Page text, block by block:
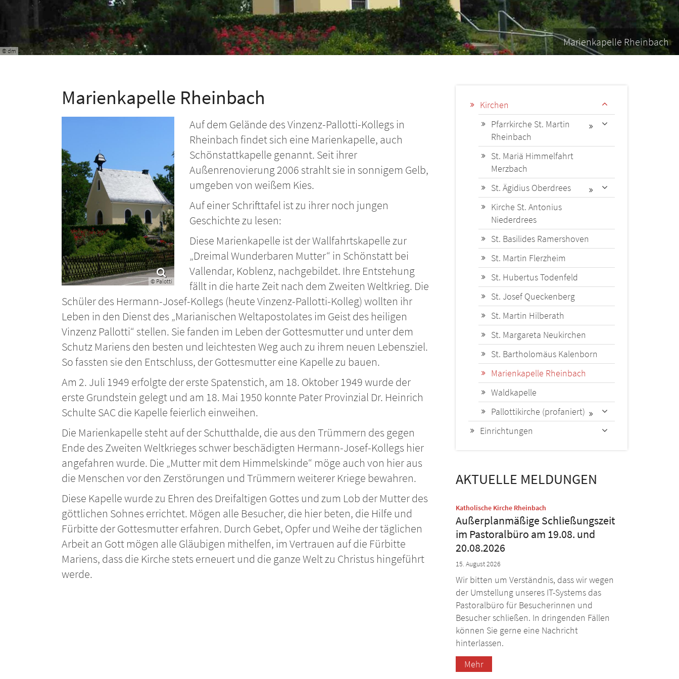
© dm
Marienkapelle Rheinbach
Marienkapelle Rheinbach
© Palotti
Auf dem Gelände des Vinzenz-Pallotti-Kollegs in
Rheinbach findet sich eine Marienkapelle, auch
Schönstattkapelle genannt. Seit ihrer
Außenrenovierung 2006 strahlt sie in sonnigem Gelb,
umgeben von weißem Kies.
Auf einer Schrifttafel ist zu ihrer noch jungen
Geschichte zu lesen:
Diese Marienkapelle ist der Wallfahrtskapelle zur
„Dreimal Wunderbaren Mutter“ in Schönstatt bei
Vallendar, Koblenz, nachgebildet. Ihre Entstehung
fällt in die harte Zeit nach dem Zweiten Weltkrieg. Die
Schüler des Hermann-Josef-Kollegs (heute Vinzenz-Pallotti-Kolleg) wollten ihr
Leben in den Dienst des „Marianischen Weltapostolates im Geist des heiligen
Vinzenz Pallotti“ stellen. Sie fanden im Leben der Gottesmutter und unter dem
Schutz Mariens den besten und leichtesten Weg auch zu ihrem neuen Lebensziel.
So fassten sie den Entschluss, der Gottesmutter eine Kapelle zu bauen.
Am 2. Juli 1949 erfolgte der erste Spatenstich, am 18. Oktober 1949 wurde der
erste Grundstein gelegt und am 18. Mai 1950 konnte Pater Provinzial Dr. Heinrich
Schulte SAC die Kapelle feierlich einweihen.
Die Marienkapelle steht auf der Schutthalde, die aus den Trümmern des gegen
Ende des Zweiten Weltkrieges schwer beschädigten Hermann-Josef-Kollegs hier
angefahren wurde. Die „Mutter mit dem Himmelskinde“ möge auch von hier aus
die Menschen vor den Zerstörungen und Trümmern weiterer Kriege bewahren.
Diese Kapelle wurde zu Ehren des Dreifaltigen Gottes und zum Lob der Mutter des
göttlichen Sohnes errichtet. Mögen alle Besucher, die hier beten, die Hilfe und
Fürbitte der Gottesmutter erfahren. Durch Gebet, Opfer und Weihe der täglichen
Arbeit an Gott mögen alle Gläubigen mithelfen, im Vertrauen auf die Fürbitte
Mariens, dass die Kirche stets erneuert und die ganze Welt zu Christus hingeführt
werde.
Kirchen
Pfarrkirche St. Martin
Rheinbach
St. Mariä Himmelfahrt
Merzbach
St. Ägidius Oberdrees
Kirche St. Antonius
Niederdrees
St. Basilides Ramershoven
St. Martin Flerzheim
St. Hubertus Todenfeld
St. Josef Queckenberg
St. Martin Hilberath
St. Margareta Neukirchen
St. Bartholomäus Kalenborn
Marienkapelle Rheinbach
Waldkapelle
Pallottikirche (profaniert)
Einrichtungen
AKTUELLE MELDUNGEN
Katholische Kirche Rheinbach
Außerplanmäßige Schließungszeit
im Pastoralbüro am 19.08. und
20.08.2026
15. August 2026
Wir bitten um Verständnis, dass wir wegen
der Umstellung unseres IT-Systems das
Pastoralbüro für Besucherinnen und
Besucher schließen. In dringenden Fällen
können Sie gerne eine Nachricht
hinterlassen.
Mehr